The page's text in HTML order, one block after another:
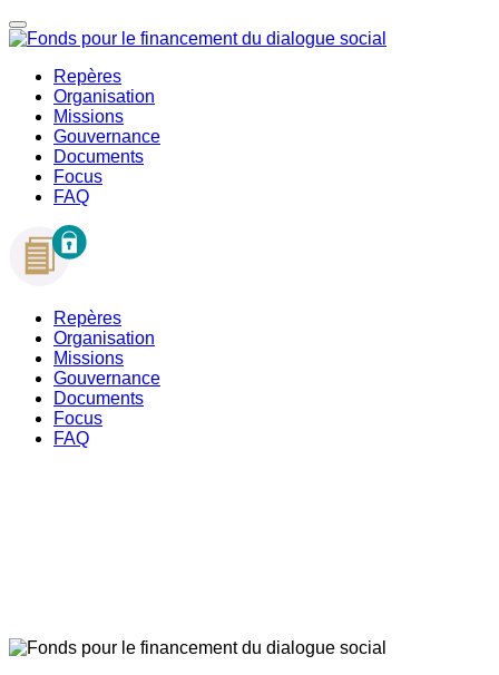
Repères
Organisation
Missions
Gouvernance
Documents
Focus
FAQ
Repères
Organisation
Missions
Gouvernance
Documents
Focus
FAQ